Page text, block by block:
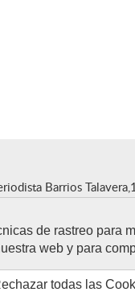
de rastreo para
web y para
todas las
Barrios
247 500 E.